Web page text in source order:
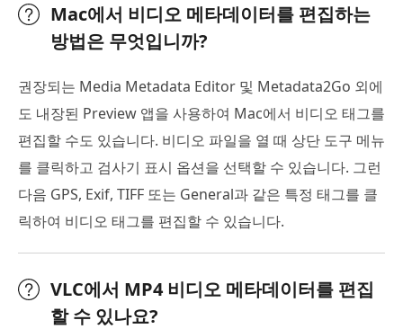
Mac에서 비디오 메타데이터를 편집하는
방법은 무엇입니까?
권장되는 Media Metadata Editor 및 Metadata2Go 외에
도 내장된 Preview 앱을 사용하여 Mac에서 비디오 태그를
편집할 수도 있습니다. 비디오 파일을 열 때 상단 도구 메뉴
를 클릭하고 검사기 표시 옵션을 선택할 수 있습니다. 그런
다음 GPS, Exif, TIFF 또는 General과 같은 특정 태그를 클
릭하여 비디오 태그를 편집할 수 있습니다.
VLC에서 MP4 비디오 메타데이터를 편집
할 수 있나요?